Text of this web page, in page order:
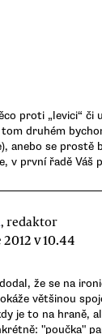
proti „levici“ či
druhém
anebo se prostě
v první řadě Váš
, redaktor
v 10.44
že se na
většinou
je to na hraně,
"poučka"